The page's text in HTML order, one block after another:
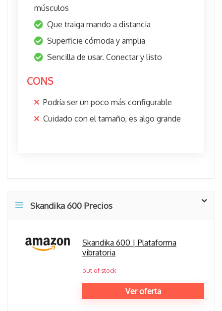
músculos
Que traiga mando a distancia
Superficie cómoda y amplia
Sencilla de usar. Conectar y listo
CONS
Podría ser un poco más configurable
Cuidado con el tamaño, es algo grande
Skandika 600 Precios
Skandika 600 | Plataforma
vibratoria
out of stock
Ver oferta